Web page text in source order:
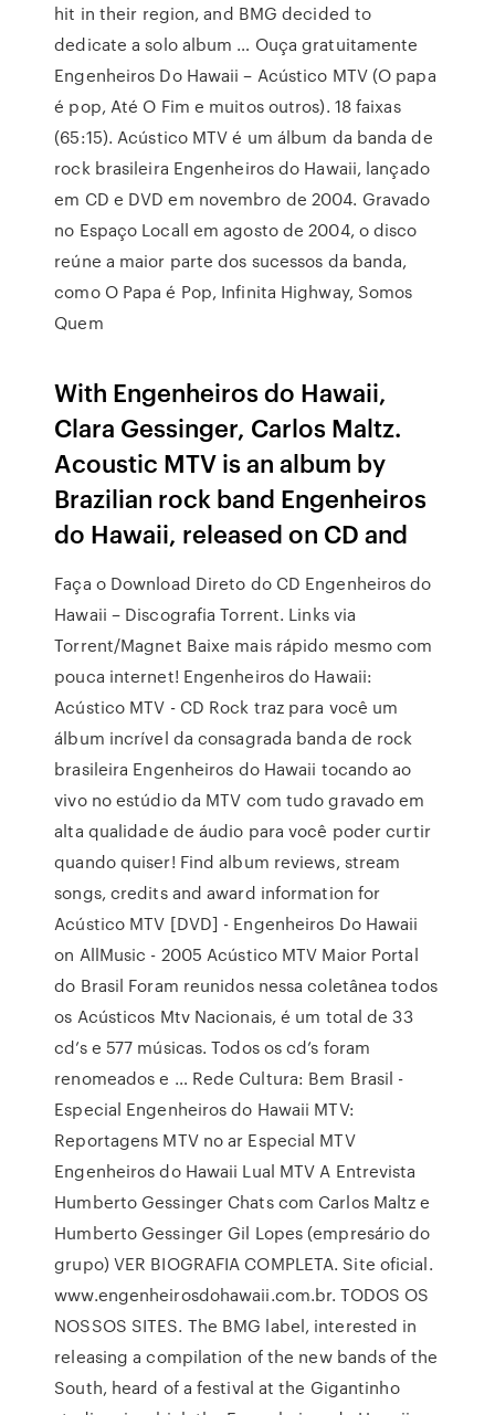
hit in their region, and BMG decided to
dedicate a solo album … Ouça gratuitamente
Engenheiros Do Hawaii – Acústico MTV (O papa
é pop, Até O Fim e muitos outros). 18 faixas
(65:15). Acústico MTV é um álbum da banda de
rock brasileira Engenheiros do Hawaii, lançado
em CD e DVD em novembro de 2004. Gravado
no Espaço Locall em agosto de 2004, o disco
reúne a maior parte dos sucessos da banda,
como O Papa é Pop, Infinita Highway, Somos
Quem
With Engenheiros do Hawaii,
Clara Gessinger, Carlos Maltz.
Acoustic MTV is an album by
Brazilian rock band Engenheiros
do Hawaii, released on CD and
Faça o Download Direto do CD Engenheiros do
Hawaii – Discografia Torrent. Links via
Torrent/Magnet Baixe mais rápido mesmo com
pouca internet! Engenheiros do Hawaii:
Acústico MTV - CD Rock traz para você um
álbum incrível da consagrada banda de rock
brasileira Engenheiros do Hawaii tocando ao
vivo no estúdio da MTV com tudo gravado em
alta qualidade de áudio para você poder curtir
quando quiser! Find album reviews, stream
songs, credits and award information for
Acústico MTV [DVD] - Engenheiros Do Hawaii
on AllMusic - 2005 Acústico MTV Maior Portal
do Brasil Foram reunidos nessa coletânea todos
os Acústicos Mtv Nacionais, é um total de 33
cd’s e 577 músicas. Todos os cd’s foram
renomeados e … Rede Cultura: Bem Brasil -
Especial Engenheiros do Hawaii MTV:
Reportagens MTV no ar Especial MTV
Engenheiros do Hawaii Lual MTV A Entrevista
Humberto Gessinger Chats com Carlos Maltz e
Humberto Gessinger Gil Lopes (empresário do
grupo) VER BIOGRAFIA COMPLETA. Site oficial.
www.engenheirosdohawaii.com.br. TODOS OS
NOSSOS SITES. The BMG label, interested in
releasing a compilation of the new bands of the
South, heard of a festival at the Gigantinho